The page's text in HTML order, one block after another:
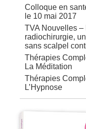
Colloque en
le 10 mai 2017
TVA Nouvelles –
radiochirurgie,
sans scalpel
Thérapies
La Méditation
Thérapies
L’Hypnose